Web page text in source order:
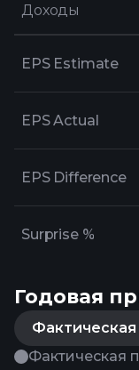
Доходы
Доходы
EPS Estimate
EPS Actual
EPS Difference
Surprise %
Годовая
Фактическая